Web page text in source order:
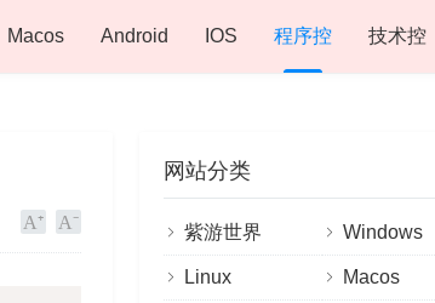
Macos Android IOS 程序控 技术控
网站分类
紫游世界 Windows
Linux Macos